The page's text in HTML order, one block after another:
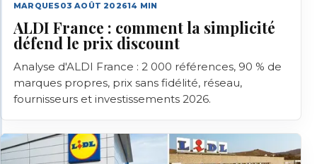
MARQUES03 AOÛT 202614 MIN
ALDI France : comment la simplicité
défend le prix discount
Analyse d'ALDI France : 2 000 références, 90 % de
marques propres, prix sans fidélité, réseau,
fournisseurs et investissements 2026.